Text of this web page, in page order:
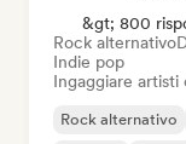
&gt; 800
Rock alternativo
Indie pop
Ingaggiare artisti
Rock alternativo